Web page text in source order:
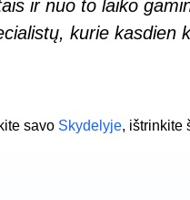
ir nuo to laiko
kurie kasdien
savo Skydelyje, ištrinkite